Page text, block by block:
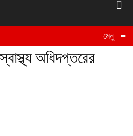
মেনু ≡
অধিদপ্তরের